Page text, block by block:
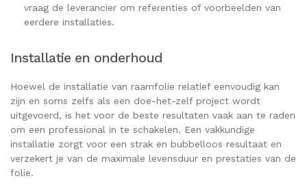
vraag de leverancier om referenties of voorbeelden van
eerdere installaties.
Installatie en onderhoud
Hoewel de installatie van raamfolie relatief eenvoudig kan
zijn en soms zelfs als een doe-het-zelf project wordt
uitgevoerd, is het voor de beste resultaten vaak aan te raden
om een professional in te schakelen. Een vakkundige
installatie zorgt voor een strak en bubbelloos resultaat en
verzekert je van de maximale levensduur en prestaties van de
folie.